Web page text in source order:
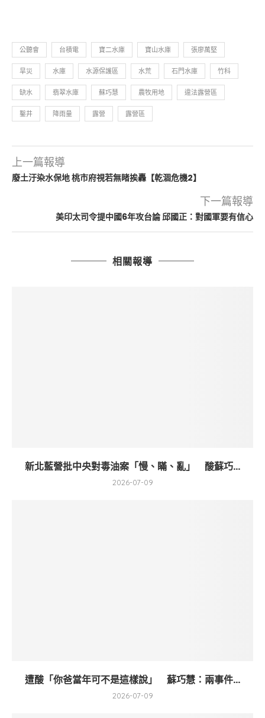
公聽會 台積電 寶二水庫 寶山水庫 張廖萬堅
旱災 水庫 水源保護區 水荒 石門水庫 竹科
缺水 翡翠水庫 蘇巧慧 農牧用地 違法露營區
鑿井 降雨量 露營 露營區
上一篇報導
廢土汙染水保地 桃市府視若無睹挨轟【乾涸危機2】
下一篇報導
美印太司令提中國6年攻台論 邱國正：對國軍要有信心
相關報導
新北藍營批中央對毒油案「慢、瞞、亂」 酸蘇巧...
2026-07-09
遭酸「你爸當年可不是這樣說」 蘇巧慧：兩事件...
2026-07-09